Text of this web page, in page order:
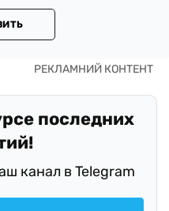
последних
канал в Telegram